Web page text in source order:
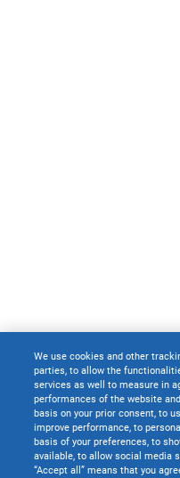
We use cookies and other
parties, to allow the
services as well to measure in
performances of the website
basis on your prior consent, to
improve performance, to
basis of your preferences, to
available, to allow social media
“Accept all” means that you